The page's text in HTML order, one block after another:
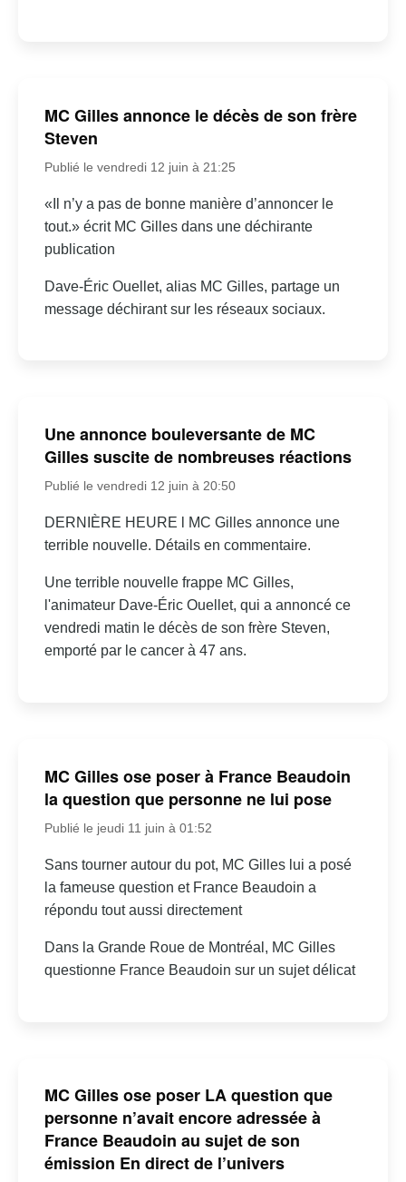
MC Gilles annonce le décès de son frère
Steven
Publié le vendredi 12 juin à 21:25
«Il n’y a pas de bonne manière d’annoncer le
tout.» écrit MC Gilles dans une déchirante
publication
Dave-Éric Ouellet, alias MC Gilles, partage un
message déchirant sur les réseaux sociaux.
Une annonce bouleversante de MC
Gilles suscite de nombreuses réactions
Publié le vendredi 12 juin à 20:50
DERNIÈRE HEURE l MC Gilles annonce une
terrible nouvelle. Détails en commentaire.
Une terrible nouvelle frappe MC Gilles,
l'animateur Dave-Éric Ouellet, qui a annoncé ce
vendredi matin le décès de son frère Steven,
emporté par le cancer à 47 ans.
MC Gilles ose poser à France Beaudoin
la question que personne ne lui pose
Publié le jeudi 11 juin à 01:52
Sans tourner autour du pot, MC Gilles lui a posé
la fameuse question et France Beaudoin a
répondu tout aussi directement
Dans la Grande Roue de Montréal, MC Gilles
questionne France Beaudoin sur un sujet délicat
MC Gilles ose poser LA question que
personne n’avait encore adressée à
France Beaudoin au sujet de son
émission En direct de l’univers